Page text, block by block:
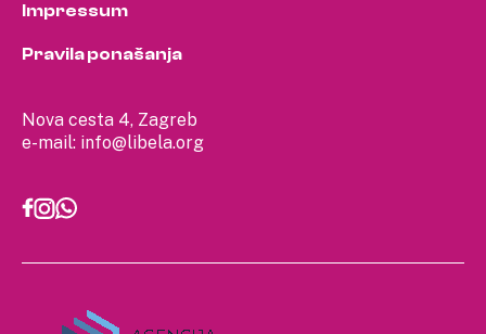
Nova cesta 4, Zagreb
e-mail: info@libela.org
Impressum
Pravila ponašanja